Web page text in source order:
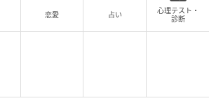
恋愛 占い
心理テスト・
診断